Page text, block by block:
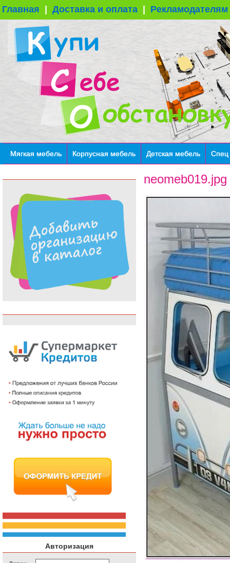
Главная Доставка и оплата Рекламодателям
Мягкая мебель Корпусная мебель Детская мебель Спец
Авторизация
neomeb019.jpg